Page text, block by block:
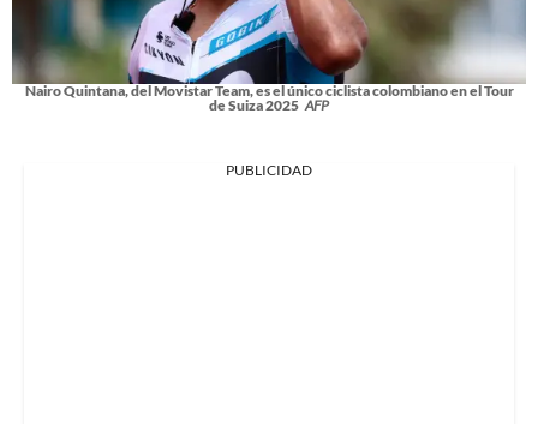
Nairo Quintana, del Movistar Team, es el único ciclista colombiano en el Tour
de Suiza 2025 AFP
PUBLICIDAD